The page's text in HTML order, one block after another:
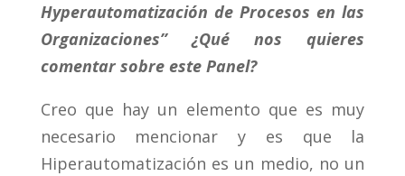
Hyperautomatización de Procesos en las
Organizaciones” ¿Qué nos quieres
comentar sobre este Panel?
Creo que hay un elemento que es muy
necesario mencionar y es que la
Hiperautomatización es un medio, no un